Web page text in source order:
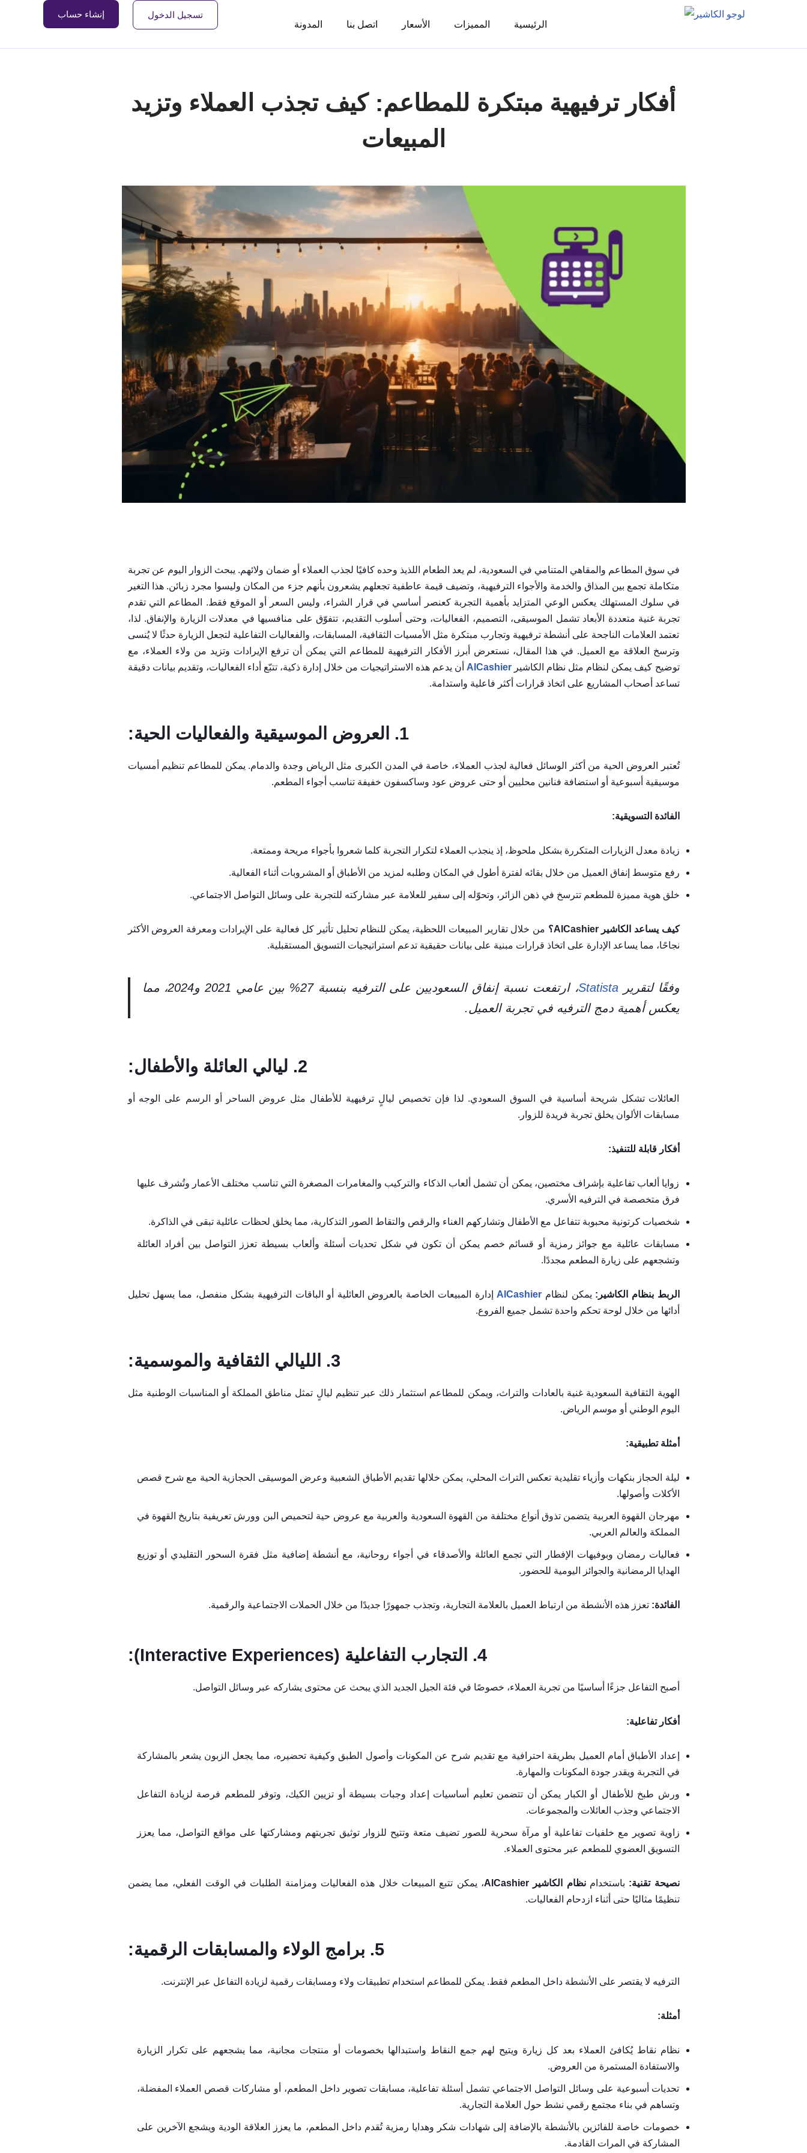
to
إنشاء حساب
تسجيل الدخول
المدونة
اتصل بنا الأسعار المميزات الرئيسية
أفكار ترفيهية مبتكرة للمطاعم: كيف تجذب العملاء وتزيد
المبيعات
في سوق المطاعم والمقاهي المتنامي في السعودية، لم يعد الطعام اللذيذ وحده كافيًا لجذب العملاء أو ضمان ولائهم. يبحث الزوار اليوم عن تجربة
متكاملة تجمع بين المذاق والخدمة والأجواء الترفيهية، وتضيف قيمة عاطفية تجعلهم يشعرون بأنهم جزء من المكان وليسوا مجرد زبائن. هذا التغير
في سلوك المستهلك يعكس الوعي المتزايد بأهمية التجربة كعنصر أساسي في قرار الشراء، وليس السعر أو الموقع فقط. المطاعم التي تقدم
تجربة غنية متعددة الأبعاد تشمل الموسيقى، التصميم، الفعاليات، وحتى أسلوب التقديم، تتفوّق على منافسيها في معدلات الزيارة والإنفاق. لذا،
تعتمد العلامات الناجحة على أنشطة ترفيهية وتجارب مبتكرة مثل الأمسيات الثقافية، المسابقات، والفعاليات التفاعلية لتجعل الزيارة حدثًا لا يُنسى
وترسخ العلاقة مع العميل. في هذا المقال، نستعرض أبرز الأفكار الترفيهية للمطاعم التي يمكن أن ترفع الإيرادات وتزيد من ولاء العملاء، مع
توضيح كيف يمكن لنظام مثل نظام الكاشير AlCashier أن يدعم هذه الاستراتيجيات من خلال إدارة ذكية، تتبّع أداء الفعاليات، وتقديم بيانات دقيقة
تساعد أصحاب المشاريع على اتخاذ قرارات أكثر فاعلية واستدامة.
1. العروض الموسيقية والفعاليات الحية:
تُعتبر العروض الحية من أكثر الوسائل فعالية لجذب العملاء، خاصة في المدن الكبرى مثل الرياض وجدة والدمام. يمكن للمطاعم تنظيم أمسيات
موسيقية أسبوعية أو استضافة فنانين محليين أو حتى عروض عود وساكسفون خفيفة تناسب أجواء المطعم.
الفائدة التسويقية:
زيادة معدل الزيارات المتكررة بشكل ملحوظ، إذ ينجذب العملاء لتكرار التجربة كلما شعروا بأجواء مريحة وممتعة.
رفع متوسط إنفاق العميل من خلال بقائه لفترة أطول في المكان وطلبه لمزيد من الأطباق أو المشروبات أثناء الفعالية.
خلق هوية مميزة للمطعم تترسخ في ذهن الزائر، وتحوّله إلى سفير للعلامة عبر مشاركته للتجربة على وسائل التواصل الاجتماعي.
كيف يساعد الكاشير AlCashier؟
من خلال تقارير المبيعات اللحظية، يمكن للنظام تحليل تأثير كل فعالية على الإيرادات ومعرفة العروض الأكثر
نجاحًا، مما يساعد الإدارة على اتخاذ قرارات مبنية على بيانات حقيقية تدعم استراتيجيات التسويق المستقبلية.
وفقًا لتقريرStatista
، ارتفعت نسبة إنفاق السعوديين على الترفيه بنسبة 27% بين عامي 2021 و2024، مما
يعكس أهمية دمج الترفيه في تجربة العميل.
2. ليالي العائلة والأطفال:
العائلات تشكل شريحة أساسية في السوق السعودي. لذا فإن تخصيص ليالٍ ترفيهية للأطفال مثل عروض الساحر أو الرسم على الوجه أو
مسابقات الألوان يخلق تجربة فريدة للزوار.
أفكار قابلة للتنفيذ:
زوايا ألعاب تفاعلية بإشراف مختصين، يمكن أن تشمل ألعاب الذكاء والتركيب والمغامرات المصغرة التي تناسب مختلف الأعمار وتُشرف عليها
فرق متخصصة في الترفيه الأسري.
شخصيات كرتونية محبوبة تتفاعل مع الأطفال وتشاركهم الغناء والرقص والتقاط الصور التذكارية، مما يخلق لحظات عائلية تبقى في الذاكرة.
مسابقات عائلية مع جوائز رمزية أو قسائم خصم يمكن أن تكون في شكل تحديات أسئلة وألعاب بسيطة تعزز التواصل بين أفراد العائلة
وتشجعهم على زيارة المطعم مجددًا.
الربط بنظام الكاشير: يمكن لنظام AlCashier إدارة المبيعات الخاصة بالعروض العائلية أو الباقات الترفيهية بشكل منفصل، مما يسهل تحليل
أدائها من خلال لوحة تحكم واحدة تشمل جميع الفروع.
3. الليالي الثقافية والموسمية:
الهوية الثقافية السعودية غنية بالعادات والتراث، ويمكن للمطاعم استثمار ذلك عبر تنظيم ليالٍ تمثل مناطق المملكة أو المناسبات الوطنية مثل
اليوم الوطني أو موسم الرياض.
أمثلة تطبيقية:
ليلة الحجاز بنكهات وأزياء تقليدية تعكس التراث المحلي، يمكن خلالها تقديم الأطباق الشعبية وعرض الموسيقى الحجازية الحية مع شرح قصص
الأكلات وأصولها.
مهرجان القهوة العربية يتضمن تذوق أنواع مختلفة من القهوة السعودية والعربية مع عروض حية لتحميص البن وورش تعريفية بتاريخ القهوة في
المملكة والعالم العربي.
فعاليات رمضان وبوفيهات الإفطار التي تجمع العائلة والأصدقاء في أجواء روحانية، مع أنشطة إضافية مثل فقرة السحور التقليدي أو توزيع
الهدايا الرمضانية والجوائز اليومية للحضور.
الفائدة: تعزز هذه الأنشطة من ارتباط العميل بالعلامة التجارية، وتجذب جمهورًا جديدًا من خلال الحملات الاجتماعية والرقمية.
4. التجارب التفاعلية (Interactive Experiences):
أصبح التفاعل جزءًا أساسيًا من تجربة العملاء، خصوصًا في فئة الجيل الجديد الذي يبحث عن محتوى يشاركه عبر وسائل التواصل.
أفكار تفاعلية:
إعداد الأطباق أمام العميل بطريقة احترافية مع تقديم شرح عن المكونات وأصول الطبق وكيفية تحضيره، مما يجعل الزبون يشعر بالمشاركة
في التجربة ويقدر جودة المكونات والمهارة.
ورش طبخ للأطفال أو الكبار يمكن أن تتضمن تعليم أساسيات إعداد وجبات بسيطة أو تزيين الكيك، وتوفر للمطعم فرصة لزيادة التفاعل
الاجتماعي وجذب العائلات والمجموعات.
زاوية تصوير مع خلفيات تفاعلية أو مرآة سحرية للصور تضيف متعة وتتيح للزوار توثيق تجربتهم ومشاركتها على مواقع التواصل، مما يعزز
التسويق العضوي للمطعم عبر محتوى العملاء.
نصيحة تقنية: باستخدامنظام الكاشير AlCashier
، يمكن تتبع المبيعات خلال هذه الفعاليات ومزامنة الطلبات في الوقت الفعلي، مما يضمن
تنظيمًا مثاليًا حتى أثناء ازدحام الفعاليات.
5. برامج الولاء والمسابقات الرقمية:
الترفيه لا يقتصر على الأنشطة داخل المطعم فقط. يمكن للمطاعم استخدام تطبيقات ولاء ومسابقات رقمية لزيادة التفاعل عبر الإنترنت.
أمثلة:
نظام نقاط يُكافئ العملاء بعد كل زيارة ويتيح لهم جمع النقاط واستبدالها بخصومات أو منتجات مجانية، مما يشجعهم على تكرار الزيارة
والاستفادة المستمرة من العروض.
تحديات أسبوعية على وسائل التواصل الاجتماعي تشمل أسئلة تفاعلية، مسابقات تصوير داخل المطعم، أو مشاركات قصص العملاء المفضلة،
وتساهم في بناء مجتمع رقمي نشط حول العلامة التجارية.
خصومات خاصة للفائزين بالأنشطة بالإضافة إلى شهادات شكر وهدايا رمزية تُقدم داخل المطعم، ما يعزز العلاقة الودية ويشجع الآخرين على
المشاركة في المرات القادمة.